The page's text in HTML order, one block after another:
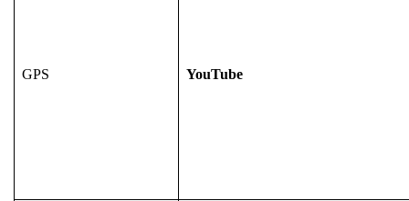
GPS YouTube